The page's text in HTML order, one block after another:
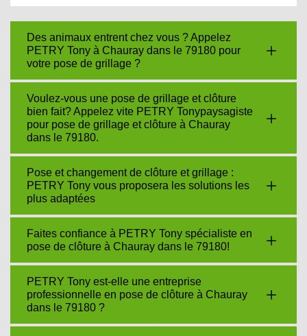
Des animaux entrent chez vous ? Appelez
PETRY Tony à Chauray dans le 79180 pour
votre pose de grillage ?
Voulez-vous une pose de grillage et clôture
bien fait? Appelez vite PETRY Tonypaysagiste
pour pose de grillage et clôture à Chauray
dans le 79180.
Pose et changement de clôture et grillage :
PETRY Tony vous proposera les solutions les
plus adaptées
Faites confiance à PETRY Tony spécialiste en
pose de clôture à Chauray dans le 79180!
PETRY Tony est-elle une entreprise
professionnelle en pose de clôture à Chauray
dans le 79180 ?